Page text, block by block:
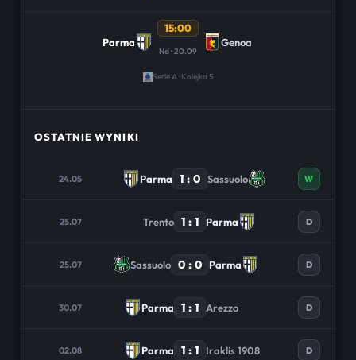
Parma
15:00
Nd · 20.09
Genoa
Serie A · Kolejka 5
OSTATNIE WYNIKI
24.05 Parma 1 : 0 Sassuolo W
25.07 Trento 1 : 1 Parma D
25.07 Sassuolo 0 : 0 Parma D
30.07 Parma 1 : 1 Arezzo D
02.08 Parma 1 : 1 Iraklis 1908 D